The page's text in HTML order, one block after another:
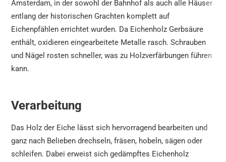
Amsterdam, in der sowohl der Bahnhof als auch alle Häuser
entlang der historischen Grachten komplett auf
Eichenpfählen errichtet wurden. Da Eichenholz Gerbsäure
enthält, oxidieren eingearbeitete Metalle rasch. Schrauben
und Nägel rosten schneller, was zu Holzverfärbungen führen
kann.
Verarbeitung
Das Holz der Eiche lässt sich hervorragend bearbeiten und
ganz nach Belieben drechseln, fräsen, hobeln, sägen oder
schleifen. Dabei erweist sich gedämpftes Eichenholz